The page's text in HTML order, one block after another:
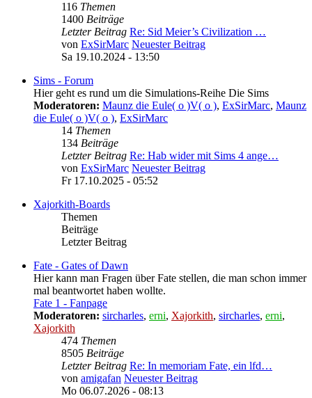
116 Themen
1400 Beiträge
Letzter Beitrag Re: Sid Meier’s Civilization …
von ExSirMarc Neuester Beitrag
Sa 19.10.2024 - 13:50
Sims - Forum
Hier geht es rund um die Simulations-Reihe Die Sims
Moderatoren: Maunz die Eule( o )V( o ), ExSirMarc, Maunz
die Eule( o )V( o ), ExSirMarc
14 Themen
134 Beiträge
Letzter Beitrag Re: Hab wider mit Sims 4 ange…
von ExSirMarc Neuester Beitrag
Fr 17.10.2025 - 05:52
Xajorkith-Boards
Themen
Beiträge
Letzter Beitrag
Fate - Gates of Dawn
Hier kann man Fragen über Fate stellen, die man schon immer
mal beantwortet haben wollte.
Fate 1 - Fanpage
Moderatoren: sircharles, erni, Xajorkith, sircharles, erni,
Xajorkith
474 Themen
8505 Beiträge
Letzter Beitrag Re: In memoriam Fate, ein lfd…
von amigafan Neuester Beitrag
Mo 06.07.2026 - 08:13